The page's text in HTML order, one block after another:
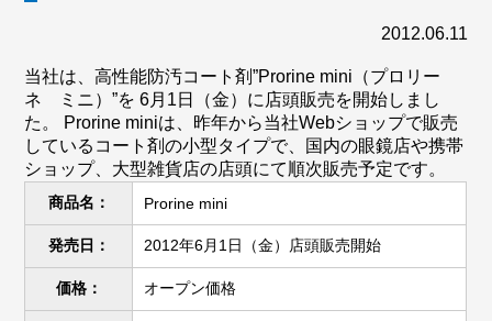
2012.06.11
当社は、高性能防汚コート剤”Prorine mini（プロリー
ネ ミニ）”を 6月1日（金）に店頭販売を開始しまし
た。 Prorine miniは、昨年から当社Webショップで販売
しているコート剤の小型タイプで、国内の眼鏡店や携帯
ショップ、大型雑貨店の店頭にて順次販売予定です。
商品名： Prorine mini
発売日： 2012年6月1日（金）店頭販売開始
価格： オープン価格